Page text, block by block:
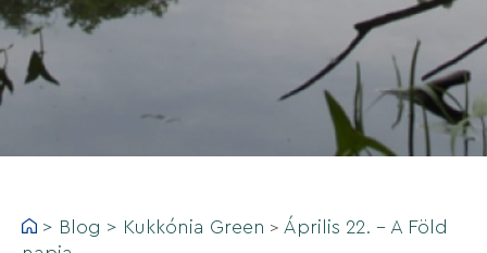
> Blog > Kukkónia Green > Április 22. - A Föld